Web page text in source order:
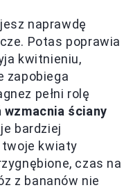
naprawdę
Potas poprawia
kwitnieniu,
zapobiega
pełni rolę
wzmacnia ściany
bardziej
twoje kwiaty
czas na
z bananów nie